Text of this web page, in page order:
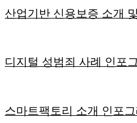
산업기반 신용보증 소개
디지털 성범죄 사례 인포
스마트팩토리 소개 인포그